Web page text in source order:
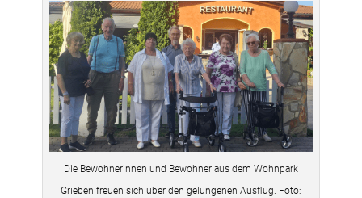
Die Bewohnerinnen und Bewohner aus dem Wohnpark
Grieben freuen sich über den gelungenen Ausflug. Foto: